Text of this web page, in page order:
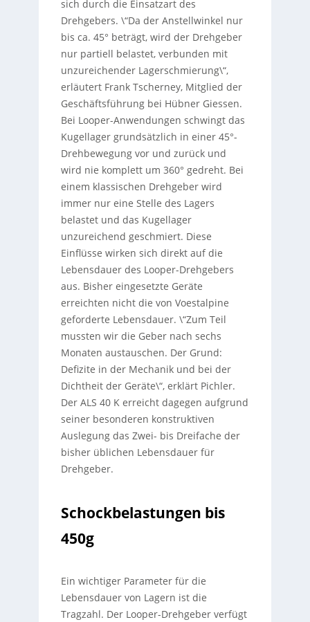
sich durch die Einsatzart des
Drehgebers. \“Da der Anstellwinkel nur
bis ca. 45° beträgt, wird der Drehgeber
nur partiell belastet, verbunden mit
unzureichender Lagerschmierung\“,
erläutert Frank Tscherney, Mitglied der
Geschäftsführung bei Hübner Giessen.
Bei Looper-Anwendungen schwingt das
Kugellager grundsätzlich in einer 45°-
Drehbewegung vor und zurück und
wird nie komplett um 360° gedreht. Bei
einem klassischen Drehgeber wird
immer nur eine Stelle des Lagers
belastet und das Kugellager
unzureichend geschmiert. Diese
Einflüsse wirken sich direkt auf die
Lebensdauer des Looper-Drehgebers
aus. Bisher eingesetzte Geräte
erreichten nicht die von Voestalpine
geforderte Lebensdauer. \“Zum Teil
mussten wir die Geber nach sechs
Monaten austauschen. Der Grund:
Defizite in der Mechanik und bei der
Dichtheit der Geräte\“, erklärt Pichler.
Der ALS 40 K erreicht dagegen aufgrund
seiner besonderen konstruktiven
Auslegung das Zwei- bis Dreifache der
bisher üblichen Lebensdauer für
Drehgeber.
Schockbelastungen bis
450g
Ein wichtiger Parameter für die
Lebensdauer von Lagern ist die
Tragzahl. Der Looper-Drehgeber verfügt